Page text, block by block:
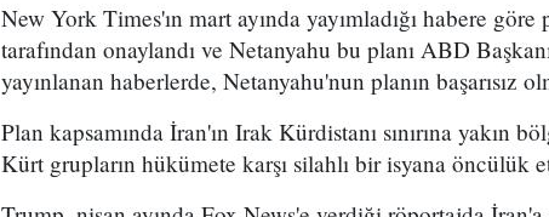
New York Times'ın mart ayında yayımladığı habere
tarafından onaylandı ve Netanyahu bu planı ABD
yayınlanan haberlerde, Netanyahu'nun planın başarısız
Plan kapsamında İran'ın Irak Kürdistanı sınırına yakın
Kürt grupların hükümete karşı silahlı bir isyana öncülük